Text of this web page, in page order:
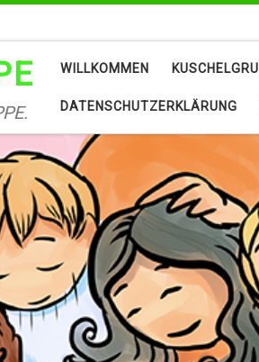
WILLKOMMEN
DATENSCHUTZERKLÄRUNG